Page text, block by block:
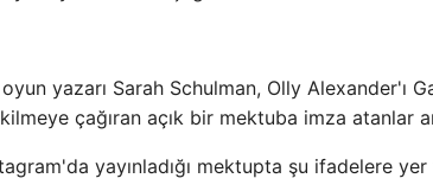
yazarı Sarah Schulman, Olly Alexander'ı
çağıran açık bir mektuba imza atanlar
yayınladığı mektupta şu ifadelere